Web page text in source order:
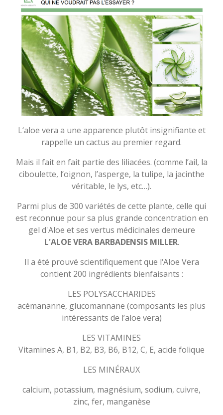
L‘aloe vera a une apparence plutôt insignifiante et
rappelle un cactus au premier regard.
Mais il fait en fait partie des liliacées. (comme l’ail, la
ciboulette, l’oignon, l’asperge, la tulipe, la jacinthe
véritable, le lys, etc…).
Parmi plus de 300 variétés de cette plante, celle qui
est reconnue pour sa plus grande concentration en
gel d'Aloe et ses vertus médicinales demeure
L'ALOE VERA BARBADENSIS MILLER.
Il a été prouvé scientifiquement que l‘Aloe Vera
contient 200 ingrédients bienfaisants :
LES POLYSACCHARIDES
acémananne, glucomannane (composants les plus
intéressants de l’aloe vera)
LES VITAMINES
Vitamines A, B1, B2, B3, B6, B12, C, E, acide folique
LES MINÉRAUX
calcium, potassium, magnésium, sodium, cuivre,
zinc, fer, manganèse